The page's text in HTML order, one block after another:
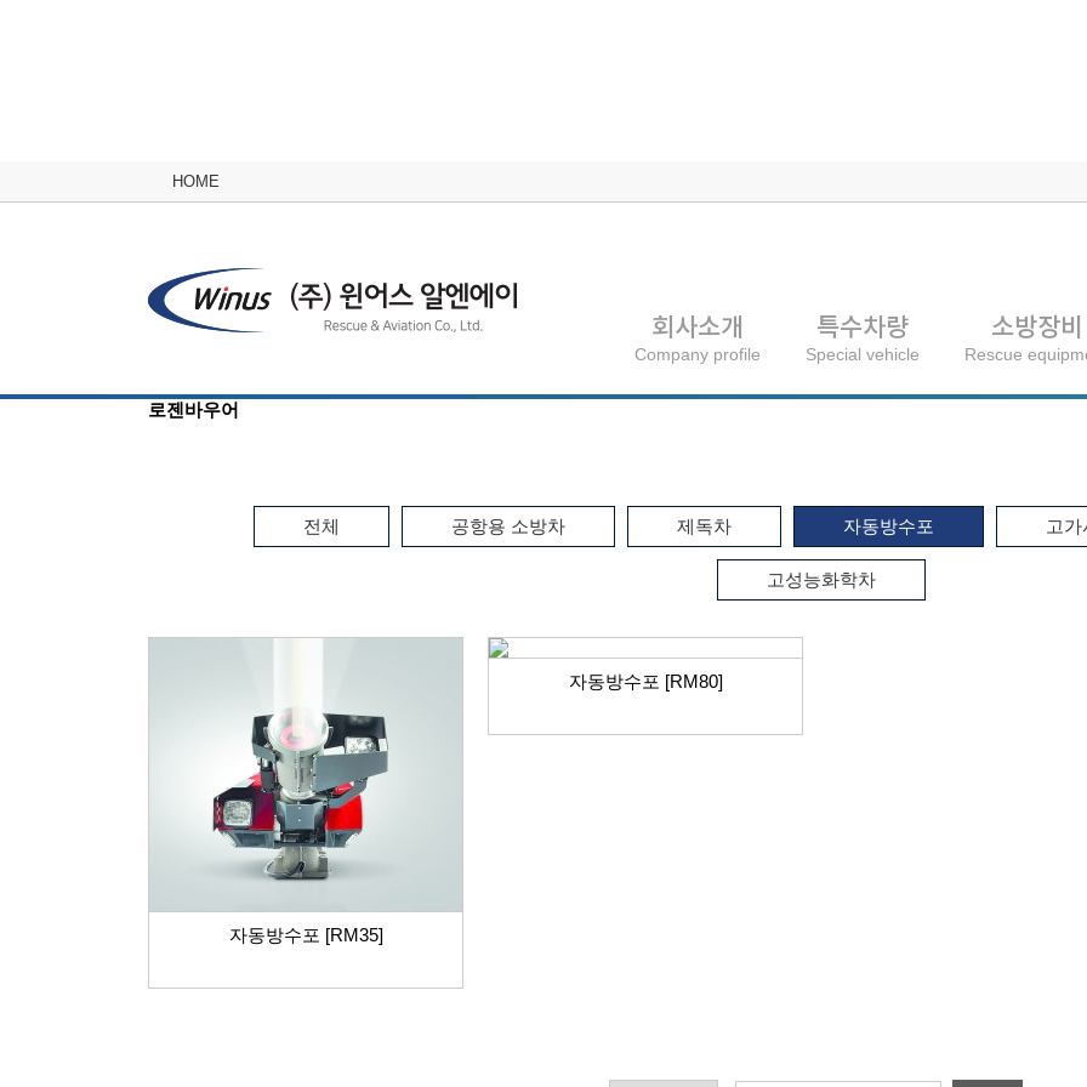
HOME
회사소개
Company profile
특수차량
Special vehicle
소방장비
Rescue
로젠바우어
전체 공항용 소방차 제독차 자동방수포 고
고성능화학차
자동방수포 [RM35]
자동방수포 [RM80]